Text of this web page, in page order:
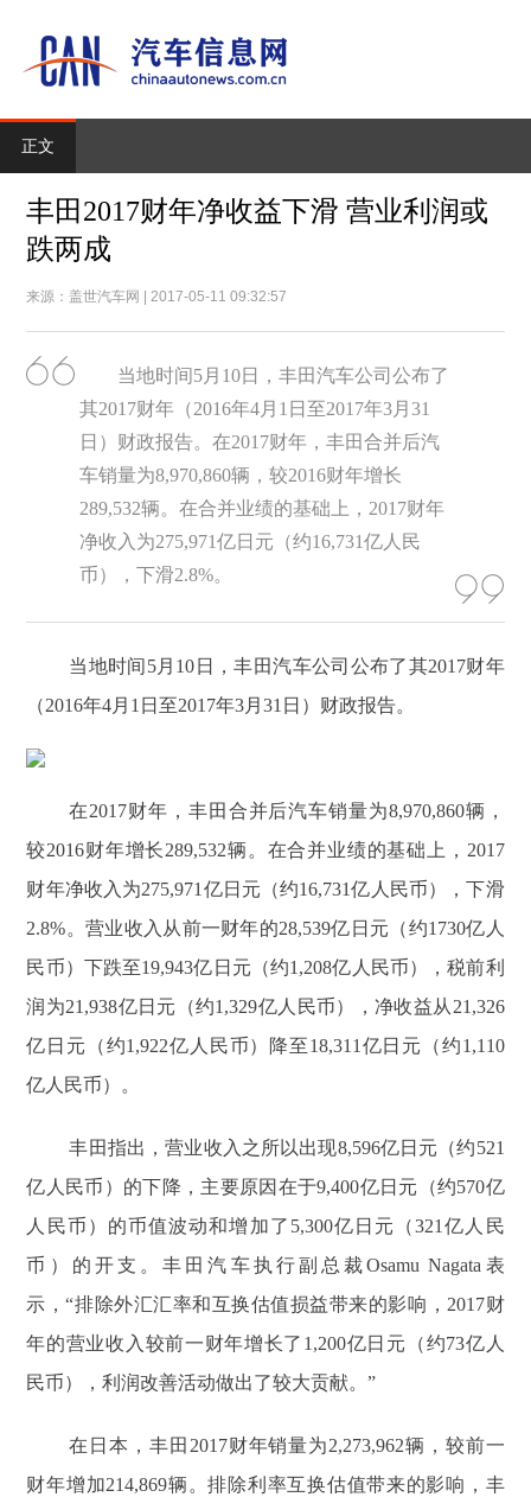
正文
丰田2017财年净收益下滑 营业利润或
跌两成
来源：盖世汽车网 | 2017-05-11 09:32:57
当地时间5月10日，丰田汽车公司公布了
其2017财年（2016年4月1日至2017年3月31
日）财政报告。在2017财年，丰田合并后汽
车销量为8,970,860辆，较2016财年增长
289,532辆。在合并业绩的基础上，2017财年
净收入为275,971亿日元（约16,731亿人民
币），下滑2.8%。
当地时间5月10日，丰田汽车公司公布了其2017财年
（2016年4月1日至2017年3月31日）财政报告。
在2017财年，丰田合并后汽车销量为8,970,860辆，
较2016财年增长289,532辆。在合并业绩的基础上，2017
财年净收入为275,971亿日元（约16,731亿人民币），下滑
2.8%。营业收入从前一财年的28,539亿日元（约1730亿人
民币）下跌至19,943亿日元（约1,208亿人民币），税前利
润为21,938亿日元（约1,329亿人民币），净收益从21,326
亿日元（约1,922亿人民币）降至18,311亿日元（约1,110
亿人民币）。
丰田指出，营业收入之所以出现8,596亿日元（约521
亿人民币）的下降，主要原因在于9,400亿日元（约570亿
人民币）的币值波动和增加了5,300亿日元（321亿人民
币）的开支。丰田汽车执行副总裁Osamu Nagata表
示，“排除外汇汇率和互换估值损益带来的影响，2017财
年的营业收入较前一财年增长了1,200亿日元（约73亿人
民币），利润改善活动做出了较大贡献。”
在日本，丰田2017财年销量为2,273,962辆，较前一
财年增加214,869辆。排除利率互换估值带来的影响，丰